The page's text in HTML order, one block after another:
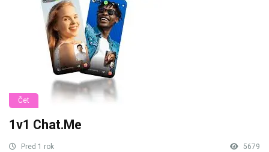
Čet
1v1 Chat.Me
Pred 1 rok 5679